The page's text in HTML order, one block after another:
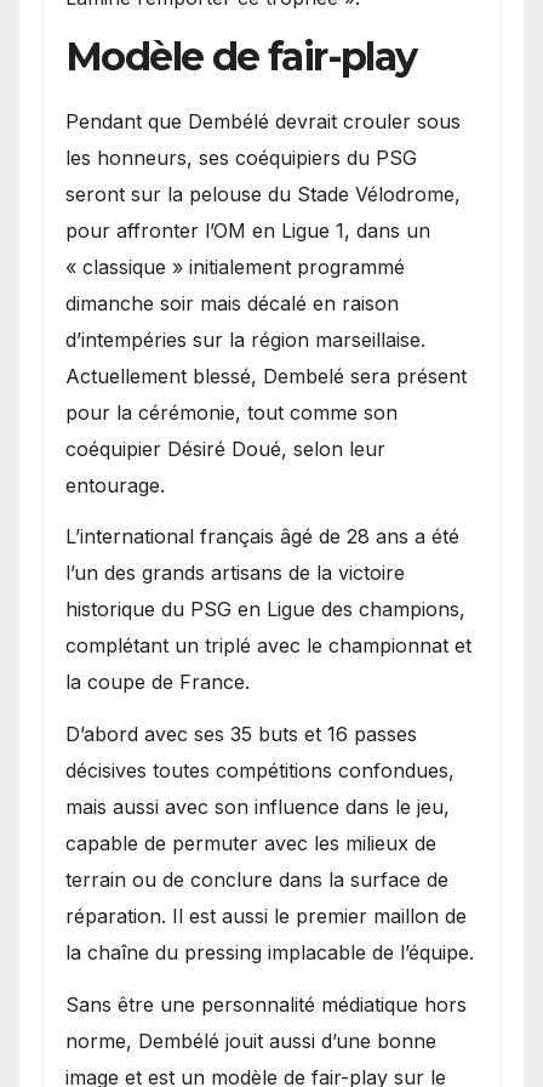
Modèle de fair-play
Pendant que Dembélé devrait crouler sous
les honneurs, ses coéquipiers du PSG
seront sur la pelouse du Stade Vélodrome,
pour affronter l’OM en Ligue 1, dans un
« classique » initialement programmé
dimanche soir mais décalé en raison
d’intempéries sur la région marseillaise.
Actuellement blessé, Dembelé sera présent
pour la cérémonie, tout comme son
coéquipier Désiré Doué, selon leur
entourage.
L’international français âgé de 28 ans a été
l’un des grands artisans de la victoire
historique du PSG en Ligue des champions,
complétant un triplé avec le championnat et
la coupe de France.
D’abord avec ses 35 buts et 16 passes
décisives toutes compétitions confondues,
mais aussi avec son influence dans le jeu,
capable de permuter avec les milieux de
terrain ou de conclure dans la surface de
réparation. Il est aussi le premier maillon de
la chaîne du pressing implacable de l’équipe.
Sans être une personnalité médiatique hors
norme, Dembélé jouit aussi d’une bonne
image et est un modèle de fair-play sur le